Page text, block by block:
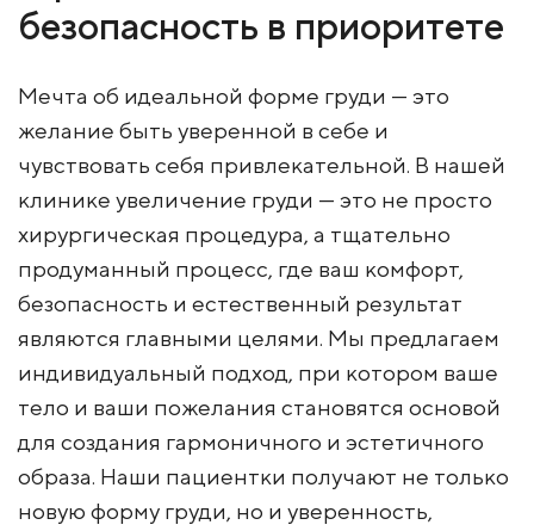
безопасность в приоритете
Мечта об идеальной форме груди — это
желание быть уверенной в себе и
чувствовать себя привлекательной. В нашей
клинике увеличение груди — это не просто
хирургическая процедура, а тщательно
продуманный процесс, где ваш комфорт,
безопасность и естественный результат
являются главными целями. Мы предлагаем
индивидуальный подход, при котором ваше
тело и ваши пожелания становятся основой
для создания гармоничного и эстетичного
образа. Наши пациентки получают не только
новую форму груди, но и уверенность,